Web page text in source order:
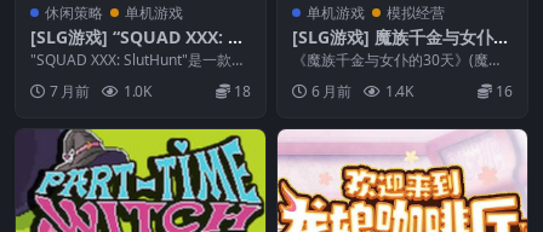
休闲策略 单机游戏
[SLG游戏] “SQUAD XXX: Sl
utHunt”_小队养成赛博朋克
ADV视觉小说_STEAM中文整
合版
"SQUAD XXX: SlutHunt"是一款赛
7 月前 1.0K 18
单机游戏 模拟经营
[SLG游戏] 魔族千金与女仆的
30天 / Demon Lily …模拟经
营游戏 DLsite中文版
《魔族千金与女仆的30天》(魔族
令嬢とメイドさんの30日)是一款S
LG模拟经营游...
6 月前 1.4K 16